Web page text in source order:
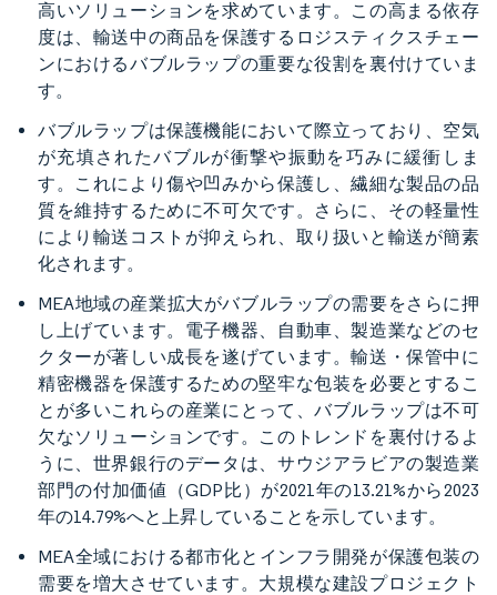
高いソリューションを求めています。この高まる依存
度は、輸送中の商品を保護するロジスティクスチェー
ンにおけるバブルラップの重要な役割を裏付けていま
す。
バブルラップは保護機能において際立っており、空気
が充填されたバブルが衝撃や振動を巧みに緩衝しま
す。これにより傷や凹みから保護し、繊細な製品の品
質を維持するために不可欠です。さらに、その軽量性
により輸送コストが抑えられ、取り扱いと輸送が簡素
化されます。
MEA地域の産業拡大がバブルラップの需要をさらに押
し上げています。電子機器、自動車、製造業などのセ
クターが著しい成長を遂げています。輸送・保管中に
精密機器を保護するための堅牢な包装を必要とするこ
とが多いこれらの産業にとって、バブルラップは不可
欠なソリューションです。このトレンドを裏付けるよ
うに、世界銀行のデータは、サウジアラビアの製造業
部門の付加価値（GDP比）が2021年の13.21%から2023
年の14.79%へと上昇していることを示しています。
MEA全域における都市化とインフラ開発が保護包装の
需要を増大させています。大規模な建設プロジェクト